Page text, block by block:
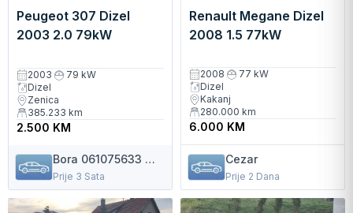
Peugeot 307 Dizel
2003 2.0 79kW
2003
79 kW
Dizel
Zenica
385.233 km
2.500 KM
Bora 061075633 Brle
Prije 3 Sata
Renault Megane Dizel
2008 1.5 77kW
2008
77 kW
Dizel
Kakanj
280.000 km
6.000 KM
Cezar
Prije 2 Dana